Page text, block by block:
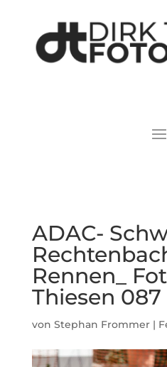
ADAC-
Rennen_
Thiesen 087
von Stephan Frommer|